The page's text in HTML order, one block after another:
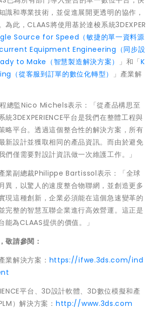
識和專業技術，並促進展開更透明的協作，
為此，CLAAS將使用基於達梭系統3DEXPER
Source for Speed（敏捷的單一資料源
Equipment Engineering（同步設
to Make（智慧製造解決方案） 」和「K
（從客服到訂單的數位化轉型） 」產業解
總監Nico Michels表示：「從產品構思至
統3DEXPERIENCE平台是我們在整體工程與
略平台。透過這個整合性的解決方案，所有
新設計並獲取相同的產品資訊。而由於避免
們僅需要對設計資訊做一次維護工作。」
業副總裁Philippe Bartissol表示：「全球
異，以驚人的速度整合物聯網，並創造更多
現這種創新，企業必須能在這個急速變革的
完整的智慧互聯企業進行高效營運。這正是
能為CLAAS提供的價值。」
敬請參閱：
業解決方案： https://ifwe.3ds.com/ind
平台、3D設計軟體、3D數位模擬和產
）解決方案： http://www.3ds.com